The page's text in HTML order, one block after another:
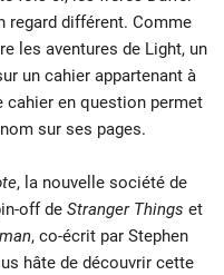
regard différent. Comme
les aventures de Light, un
un cahier appartenant à
cahier en question permet
sur ses pages.
, la nouvelle société de
off de Stranger Things et
, co-écrit par Stephen
hâte de découvrir cette